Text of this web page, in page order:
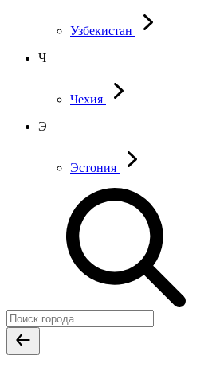
Узбекистан
Ч
Чехия
Э
Эстония